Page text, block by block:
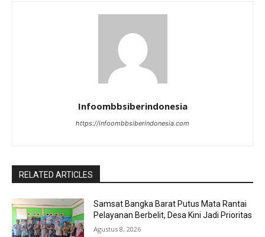
Infoombbsiberindonesia
https://infoombbsiberindonesia.com
RELATED ARTICLES
Samsat Bangka Barat Putus Mata Rantai
Pelayanan Berbelit, Desa Kini Jadi Prioritas
Agustus 8, 2026